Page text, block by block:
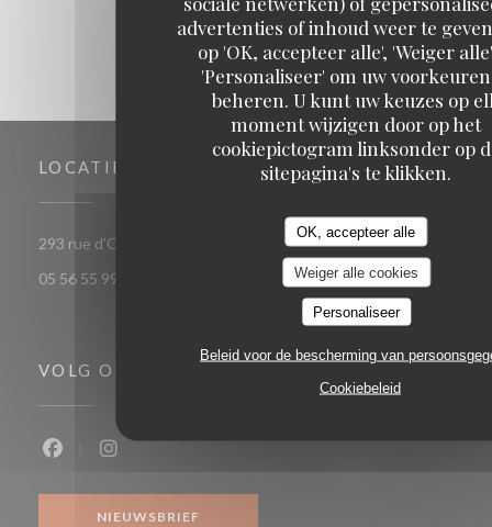
advertenties of inhoud weer te
op 'OK, accepteer alle', 'Weiger
'Personaliseer' om uw
beheren. U kunt uw keuzes op
moment wijzigen door op het
cookiepictogram linksonder op
sitepagina's te klikken.
OK, accepteer alle
Weiger alle cookies
Personaliseer
Beleid voor de bescherming van
Cookiebeleid
LOCATIE
293 rue d'Ornano 33000 bordeaux
((opent in een nieuw venster))
05 56 55 99 37
VOLG ONS
NIEUWSBRIEF